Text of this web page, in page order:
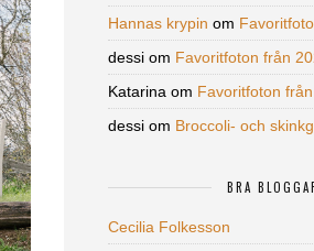
Hannas krypin om
dessi om Favoritfoton från
Katarina om Favoritfoton
dessi om Broccoli- och
BRA
Cecilia Folkesson